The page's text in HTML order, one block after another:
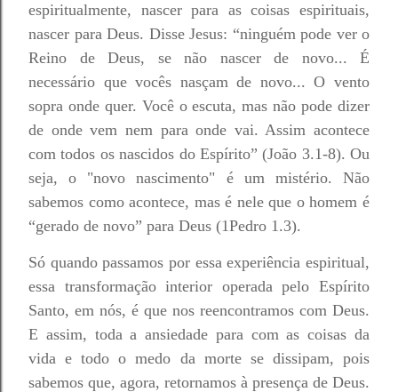
espiritualmente, nascer para as coisas espirituais,
nascer para Deus. Disse Jesus: “ninguém pode ver o
Reino de Deus, se não nascer de novo... É
necessário que vocês nasçam de novo... O vento
sopra onde quer. Você o escuta, mas não pode dizer
de onde vem nem para onde vai. Assim acontece
com todos os nascidos do Espírito” (João 3.1-8). Ou
seja, o "novo nascimento" é um mistério. Não
sabemos como acontece, mas é nele que o homem é
“gerado de novo” para Deus (1Pedro 1.3).
Só quando passamos por essa experiência espiritual,
essa transformação interior operada pelo Espírito
Santo, em nós, é que nos reencontramos com Deus.
E assim, toda a ansiedade para com as coisas da
vida e todo o medo da morte se dissipam, pois
sabemos que, agora, retornamos à presença de Deus.